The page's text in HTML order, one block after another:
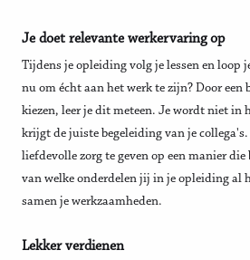
Je doet relevante werkervaring op
Tijdens je opleiding volg je lessen en loop
nu om écht aan het werk te zijn? Door een
kiezen, leer je dit meteen. Je wordt niet in
krijgt de juiste begeleiding van je
liefdevolle zorg te geven op een manier
van welke onderdelen jij in je opleiding al
samen je werkzaamheden.
Lekker verdienen